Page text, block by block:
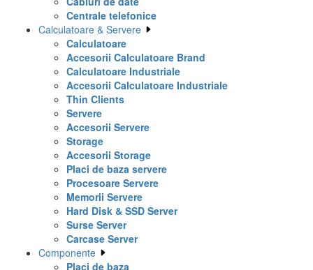
Centrale telefonice
Calculatoare & Servere
Calculatoare
Accesorii Calculatoare Brand
Calculatoare Industriale
Accesorii Calculatoare Industriale
Thin Clients
Servere
Accesorii Servere
Storage
Accesorii Storage
Placi de baza servere
Procesoare Servere
Memorii Servere
Hard Disk & SSD Server
Surse Server
Carcase Server
Componente
Placi de baza